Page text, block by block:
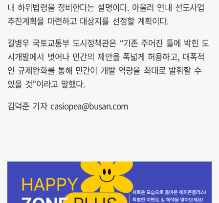
내 하위법령을 정비한다는 설명이다. 아울러 연내 선도사업
추진계획을 마련하고 대상지를 선정할 계획이다.
길병우 국토교통부 도시정책관은 “기존 주어진 틀에 박힌 도
시개발에서 벗어나 민간의 제안을 폭넓게 허용하고, 대폭적
인 규제완화를 통해 민간이 개발 역량을 최대로 발휘할 수
있을 것”이라고 말했다.
김덕준 기자 casiopea@busan.com